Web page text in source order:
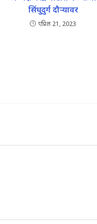
सिंधुदुर्ग दौऱ्यावर
एप्रिल 21, 2023